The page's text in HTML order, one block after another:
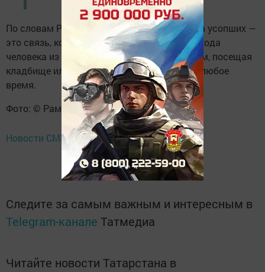
По словам Рустама Хайруллина, молитва за усопших —
это связь, которая не прерывается после ухода
человека из жизни, и важно помнить об этом, посещая
кладбище или обращаясь к Всевышнему в любое
время.
Фото: © Рамиль Гали / «Татар-информ»
Новости СМИ2
Следите за самым важным и интересным в
Telegram-канале Татмедиа
Читайте новости Татарстана в